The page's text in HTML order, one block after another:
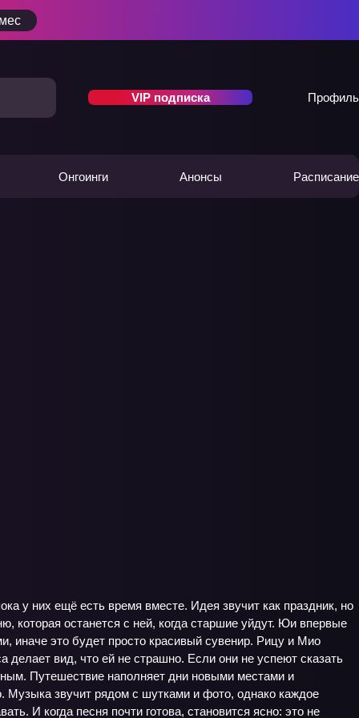
VIP подписка Профиль
Онгоинги Анонсы Расписание
у них ещё есть время вместе. Идея звучит как праздник, но
которая останется с ней, когда старшие уйдут. Юи впервые
иначе это будет просто красивый сувенир. Рицу и Мио
делает вид, что ей не страшно. Если они не успеют сказать
Путешествие наполняет дни новыми местами и
Музыка звучит рядом с шутками и фото, однако каждое
И когда песня почти готова, становится ясно: это не